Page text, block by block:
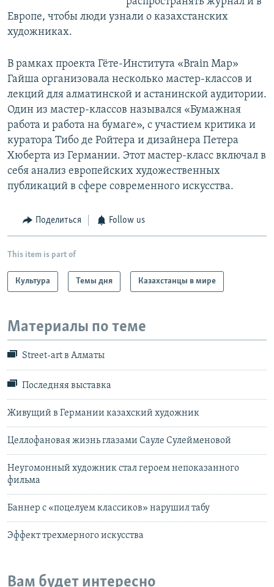
Европе, чтобы люди узнали о казахстанских
художниках.
В рамках проекта Гёте-Института «Brain Map»
Гайша организовала несколько мастер-классов и
лекций для алматинской и астанинской аудитории.
Один из мастер-классов назывался «Бумажная
работа и работа на бумаге», с участием критика и
куратора Тибо де Ройтера и дизайнера Петера
Хюберта из Германии. Этот мастер-класс включал в
себя анализ европейских художественных
публикаций в сфере современного искусства.
Поделиться Follow us
This item is part of
Культура Темы дня Казахстанцы в мире
Материалы по теме
Street-art в Алматы
Последняя выставка
Живущий в Германии казахский художник
Целлофановая жизнь глазами Сауле Сулейменовой
Неугомонный художник стал героем непоказанного
фильма
Баннер с «поцелуем классиков» нарушил табу
Эффект трехмерного искусства
Вам будет интересно